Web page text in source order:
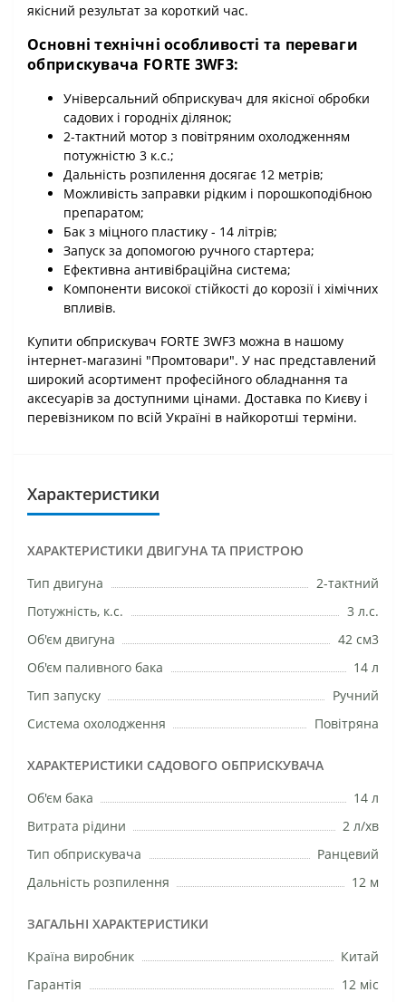
якісний результат за короткий час.
Основні технічні особливості та переваги
обприскувача FORTE 3WF3:
Універсальний обприскувач для якісної обробки
садових і городніх ділянок;
2-тактний мотор з повітряним охолодженням
потужністю 3 к.с.;
Дальність розпилення досягає 12 метрів;
Можливість заправки рідким і порошкоподібною
препаратом;
Бак з міцного пластику - 14 літрів;
Запуск за допомогою ручного стартера;
Ефективна антивібраційна система;
Компоненти високої стійкості до корозії і хімічних
впливів.
Купити обприскувач FORTE 3WF3 можна в нашому
інтернет-магазині "Промтовари". У нас представлений
широкий асортимент професійного обладнання та
аксесуарів за доступними цінами. Доставка по Києву і
перевізником по всій Україні в найкоротші терміни.
Характеристики
ХАРАКТЕРИСТИКИ ДВИГУНА ТА ПРИСТРОЮ
Тип двигуна
2-тактний
Потужність, к.с.
3 л.с.
Об'єм двигуна
42 см3
Об'єм паливного бака
14 л
Тип запуску
Ручний
Система охолодження
Повітряна
ХАРАКТЕРИСТИКИ САДОВОГО ОБПРИСКУВАЧА
Об'єм бака
14 л
Витрата рідини
2 л/хв
Тип обприскувача
Ранцевий
Дальність розпилення
12 м
ЗАГАЛЬНІ ХАРАКТЕРИСТИКИ
Країна виробник
Китай
Гарантія
12 міс